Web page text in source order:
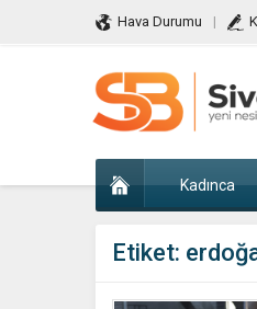
Hava Durumu
Kadınca
Etiket: